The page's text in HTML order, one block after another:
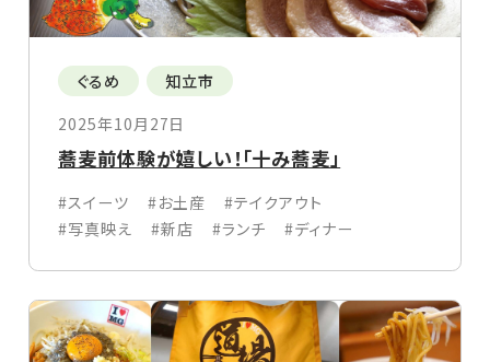
ぐるめ
知立市
2025年10月27日
蕎麦前体験が嬉しい！「十み蕎麦」
#スイーツ #お土産
#テイクアウト
#写真映え
#新店 #ランチ #ディナー